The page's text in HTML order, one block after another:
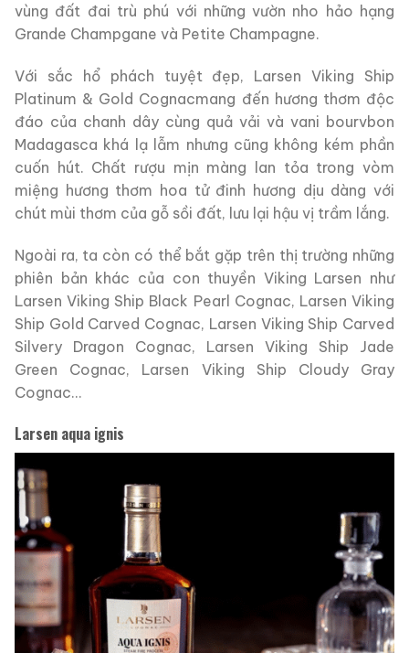
vùng đất đai trù phú với những vườn nho hảo hạng
Grande Champgane và Petite Champagne.
Với sắc hổ phách tuyệt đẹp, Larsen Viking Ship
Platinum & Gold Cognacmang đến hương thơm độc
đáo của chanh dây cùng quả vải và vani bourvbon
Madagasca khá lạ lẫm nhưng cũng không kém phần
cuốn hút. Chất rượu mịn màng lan tỏa trong vòm
miệng hương thơm hoa tử đinh hương dịu dàng với
chút mùi thơm của gỗ sồi đất, lưu lại hậu vị trầm lắng.
Ngoài ra, ta còn có thể bắt gặp trên thị trường những
phiên bản khác của con thuyền Viking Larsen như
Larsen Viking Ship Black Pearl Cognac, Larsen Viking
Ship Gold Carved Cognac, Larsen Viking Ship Carved
Silvery Dragon Cognac, Larsen Viking Ship Jade
Green Cognac, Larsen Viking Ship Cloudy Gray
Cognac…
Larsen aqua ignis